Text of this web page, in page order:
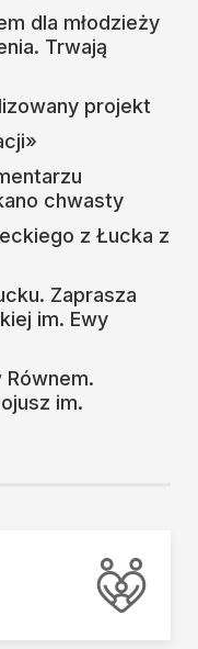
dla młodzieży
Trwają
projekt
chwasty
z Łucka z
Zaprasza
im. Ewy
im.